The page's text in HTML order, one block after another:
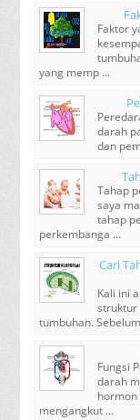
Faktor
yang memp ...
darah
dan
Tahap
saya
tahap
perkembanga ...
Cari
Kali ini
struktur
tumbuhan.
Fungsi
darah
hormon
mengangkut ...